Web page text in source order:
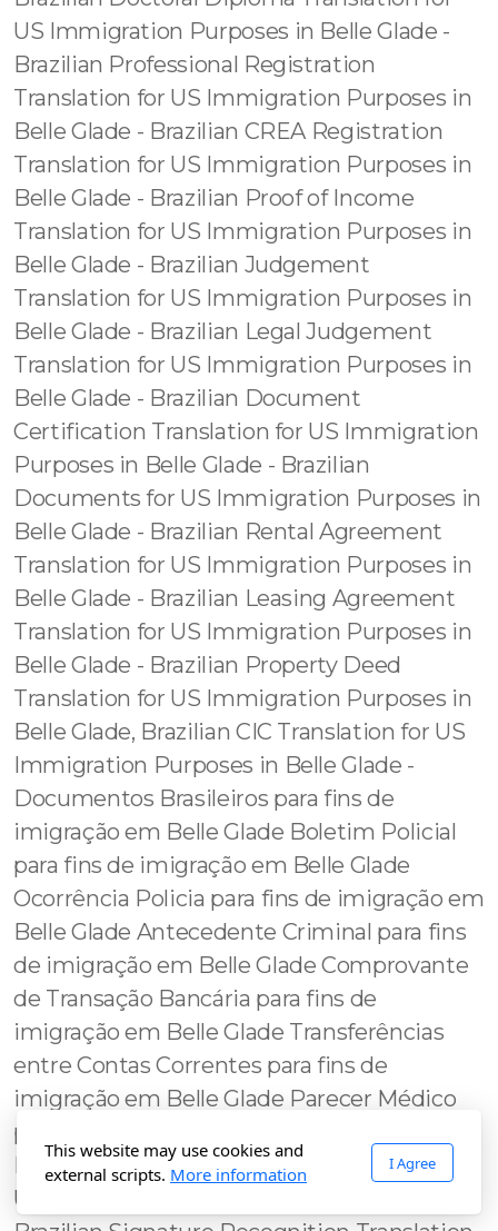
This website may use cookies and
external scripts. More information
I Agree